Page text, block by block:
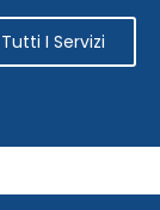
Tutti I Servizi